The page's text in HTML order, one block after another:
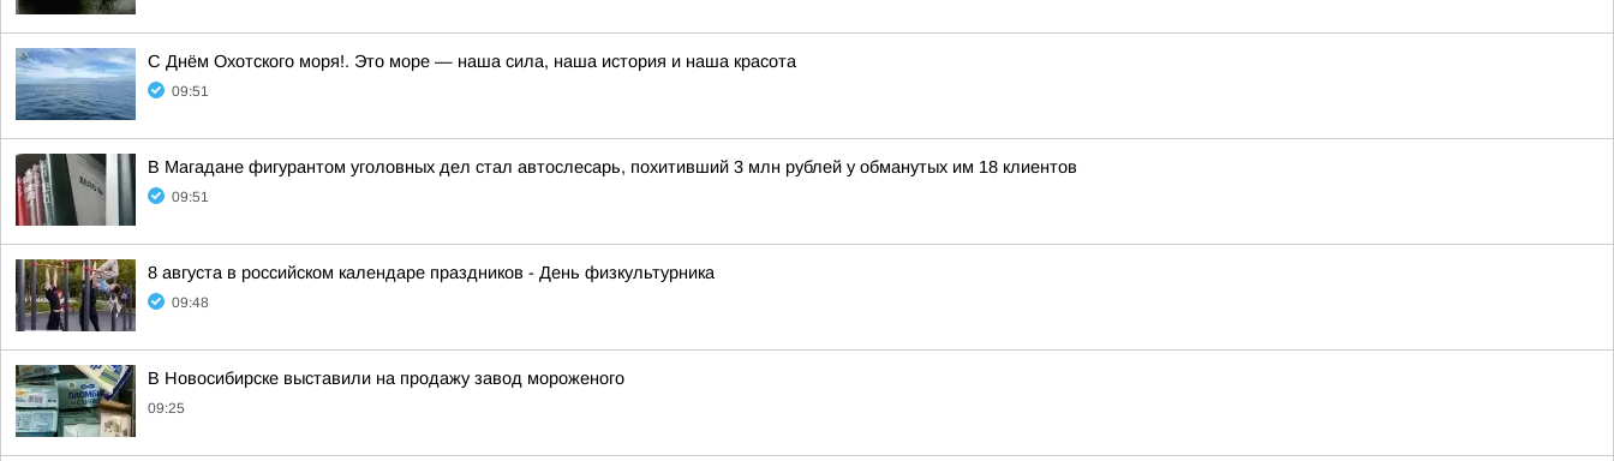
С Днём Охотского моря!. Это море — наша сила, наша история и наша красота
09:51
В Магадане фигурантом уголовных дел стал автослесарь, похитивший 3 млн рублей у обманутых им 18 клиентов
09:51
8 августа в российском календаре праздников - День физкультурника
09:48
В Новосибирске выставили на продажу завод мороженого
09:25